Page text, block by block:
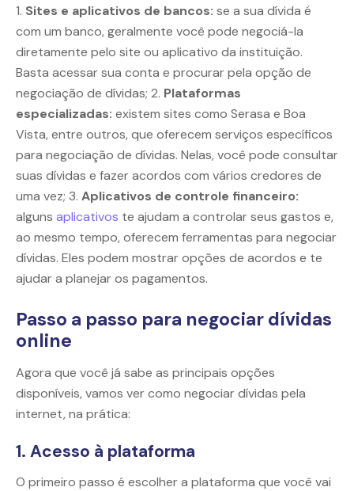
1. Sites e aplicativos de bancos: se a sua dívida é
com um banco, geralmente você pode negociá-la
diretamente pelo site ou aplicativo da instituição.
Basta acessar sua conta e procurar pela opção de
negociação de dívidas; 2. Plataformas
especializadas: existem sites como Serasa e Boa
Vista, entre outros, que oferecem serviços específicos
para negociação de dívidas. Nelas, você pode consultar
suas dívidas e fazer acordos com vários credores de
uma vez; 3. Aplicativos de controle financeiro:
alguns aplicativos te ajudam a controlar seus gastos e,
ao mesmo tempo, oferecem ferramentas para negociar
dívidas. Eles podem mostrar opções de acordos e te
ajudar a planejar os pagamentos.
Passo a passo para negociar dívidas
online
Agora que você já sabe as principais opções
disponíveis, vamos ver como negociar dívidas pela
internet, na prática:
1. Acesso à plataforma
O primeiro passo é escolher a plataforma que você vai